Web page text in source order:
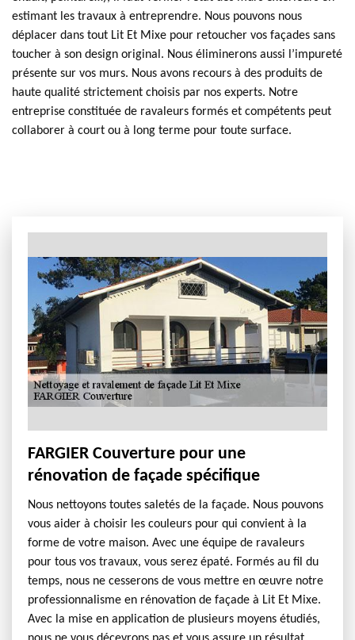
estimant les travaux à entreprendre. Nous pouvons nous
déplacer dans tout Lit Et Mixe pour retoucher vos façades sans
toucher à son design original. Nous éliminerons aussi l’impureté
présente sur vos murs. Nous avons recours à des produits de
haute qualité strictement choisis par nos experts. Notre
entreprise constituée de ravaleurs formés et compétents peut
collaborer à court ou à long terme pour toute surface.
FARGIER Couverture pour une
rénovation de façade spécifique
Nous nettoyons toutes saletés de la façade. Nous pouvons
vous aider à choisir les couleurs pour qui convient à la
forme de votre maison. Avec une équipe de ravaleurs
pour tous vos travaux, vous serez épaté. Formés au fil du
temps, nous ne cesserons de vous mettre en œuvre notre
professionnalisme en rénovation de façade à Lit Et Mixe.
Avec la mise en application de plusieurs moyens étudiés,